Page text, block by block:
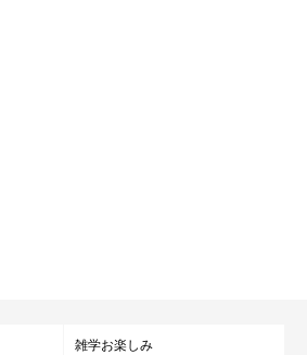
雑学お楽しみ